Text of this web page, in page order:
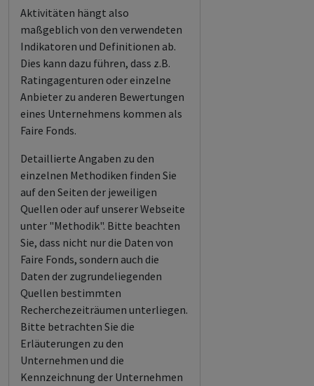
Aktivitäten hängt also
maßgeblich von den verwendeten
Indikatoren und Definitionen ab.
Dies kann dazu führen, dass z.B.
Ratingagenturen oder einzelne
Anbieter zu anderen Bewertungen
eines Unternehmens kommen als
Faire Fonds.
Detaillierte Angaben zu den
einzelnen Methodiken finden Sie
auf den Seiten der jeweiligen
Quellen oder auf unserer Webseite
unter "Methodik". Bitte beachten
Sie, dass nicht nur die Daten von
Faire Fonds, sondern auch die
Daten der zugrundeliegenden
Quellen bestimmten
Recherchezeiträumen unterliegen.
Bitte betrachten Sie die
Erläuterungen zu den
Unternehmen und die
Kennzeichnung der Unternehmen